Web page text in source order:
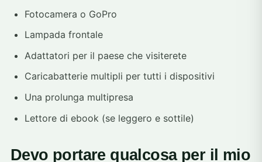
Fotocamera o GoPro
Lampada frontale
Adattatori per il paese che visiterete
Caricabatterie multipli per tutti i dispositivi
Una prolunga multipresa
Lettore di ebook (se leggero e sottile)
Devo portare qualcosa per il mio